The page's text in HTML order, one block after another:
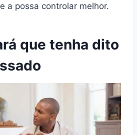
a possa controlar melhor.
que tenha dito